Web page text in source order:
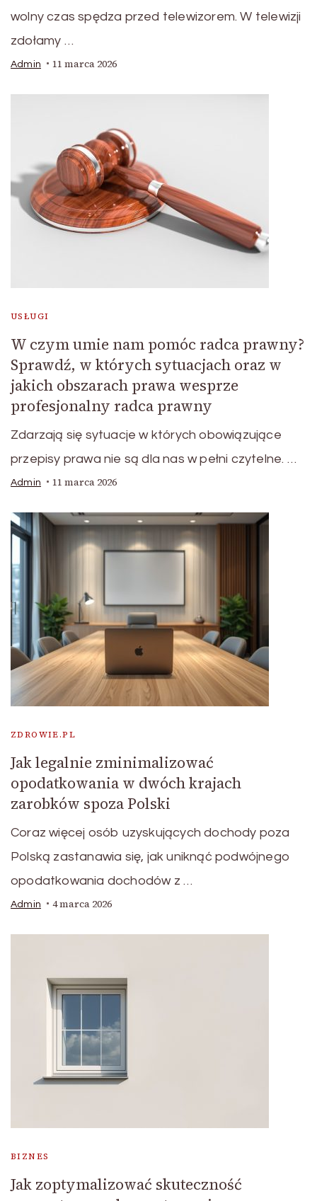
wolny czas spędza przed telewizorem. W telewizji
zdołamy …
Admin 11 marca 2026
USŁUGI
W czym umie nam pomóc radca prawny?
Sprawdź, w których sytuacjach oraz w
jakich obszarach prawa wesprze
profesjonalny radca prawny
Zdarzają się sytuacje w których obowiązujące
przepisy prawa nie są dla nas w pełni czytelne. …
Admin 11 marca 2026
ZDROWIE.PL
Jak legalnie zminimalizować
opodatkowania w dwóch krajach
zarobków spoza Polski
Coraz więcej osób uzyskujących dochody poza
Polską zastanawia się, jak uniknąć podwójnego
opodatkowania dochodów z …
Admin 4 marca 2026
BIZNES
Jak zoptymalizować skuteczność